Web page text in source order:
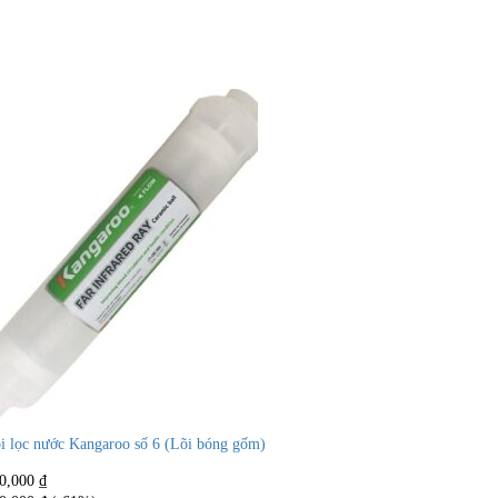
lọc nước Kangaroo số 6 (Lõi bóng gốm)
₫